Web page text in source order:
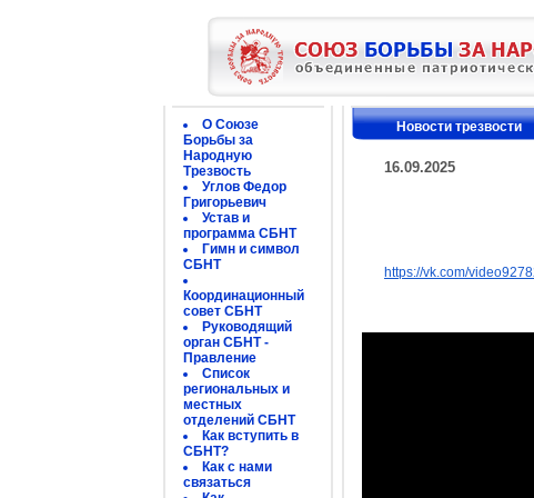
О Союзе
Борьбы за
Народную
Трезвость
Углов Федор
Григорьевич
Устав и
программа СБНТ
Гимн и символ
СБНТ
Координационный
совет СБНТ
Руководящий
орган СБНТ -
Правление
Список
региональных и
местных
отделений СБНТ
Как вступить в
СБНТ?
Как с нами
связаться
Новости трезвости
16.09.2025
https://vk.com/